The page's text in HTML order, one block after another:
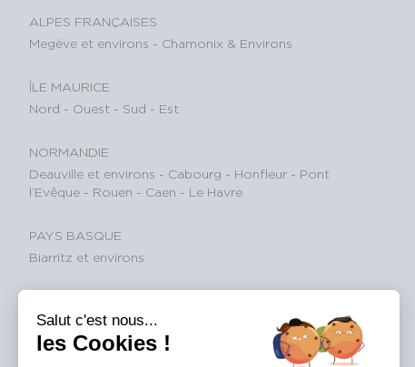
ALPES FRANÇAISES
Megève et environs - Chamonix & Environs
ÎLE MAURICE
Nord - Ouest - Sud - Est
NORMANDIE
Deauville et environs - Cabourg - Honfleur - Pont
l’Evêque - Rouen - Caen - Le Havre
PAYS BASQUE
Biarritz et environs
Pyla Sur Mer -Cap-Ferret Gujan-Mestras
La Teste-de-Buch-Andernos-les-bains
Salut c'est nous...
les Cookies !